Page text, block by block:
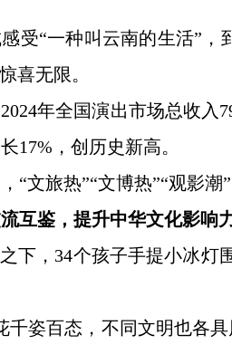
受“一种叫云南的生活”，
喜无限。
年全国演出市场总收入
17%，创历史新高。
“文旅热”“文博热”“观影
互鉴，提升中华文化影响
下，34个孩子手提小冰
千姿百态，不同文明也各